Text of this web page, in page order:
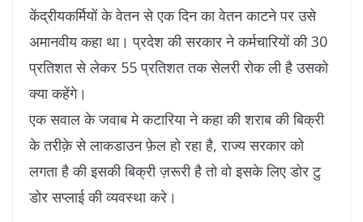
केंद्रीयकर्मियों के वेतन से एक दिन का वेतन काटने पर उसे
अमानवीय कहा था। प्रदेश की सरकार ने कर्मचारियों की 30
प्रतिशत से लेकर 55 प्रतिशत तक सेलरी रोक ली है उसको
क्या कहेंगे।
एक सवाल के जवाब मे कटारिया ने कहा की शराब की बिक्री
के तरीक़े से लाकडाउन फ़ेल हो रहा है, राज्य सरकार को
लगता है की इसकी बिक्री ज़रूरी है तो वो इसके लिए डोर टु
डोर सप्लाई की व्यवस्था करे।